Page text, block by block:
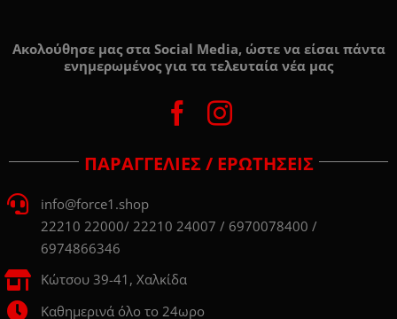
Ακολούθησε μας στα Social Media, ώστε να είσαι πάντα
ενημερωμένος για τα τελευταία νέα μας
ΠΑΡΑΓΓΕΛΙΕΣ / ΕΡΩΤΗΣΕΙΣ
info@force1.shop
22210 22000/ 22210 24007 / 6970078400 /
6974866346
Κώτσου 39-41, Χαλκίδα
Καθημερινά όλο το 24ωρο